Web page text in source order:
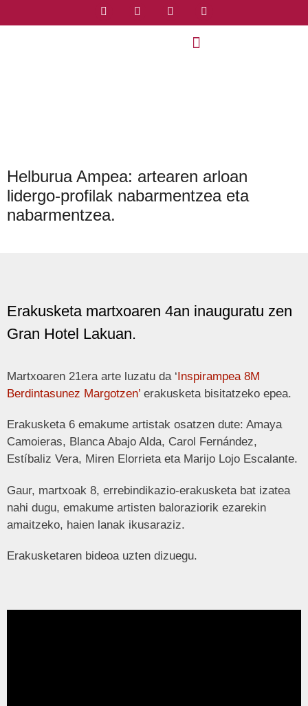
Helburua Ampea: artearen arloan
lidergo-profilak nabarmentzea eta
nabarmentzea.
Erakusketa martxoaren 4an inauguratu zen
Gran Hotel Lakuan.
Martxoaren 21era arte luzatu da ‘Inspirampea 8M
Berdintasunez Margotzen’ erakusketa bisitatzeko epea.
Erakusketa 6 emakume artistak osatzen dute: Amaya
Camoieras, Blanca Abajo Alda, Carol Fernández,
Estíbaliz Vera, Miren Elorrieta eta Marijo Lojo Escalante.
Gaur, martxoak 8, errebindikazio-erakusketa bat izatea
nahi dugu, emakume artisten baloraziorik ezarekin
amaitzeko, haien lanak ikusaraziz.
Erakusketaren bideoa uzten dizuegu.